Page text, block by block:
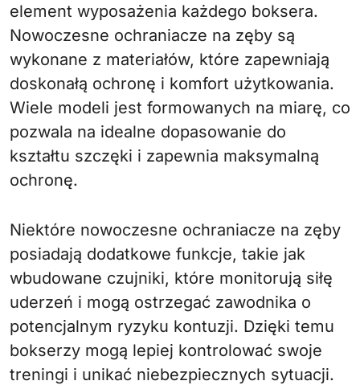
element wyposażenia każdego boksera.
Nowoczesne ochraniacze na zęby są
wykonane z materiałów, które zapewniają
doskonałą ochronę i komfort użytkowania.
Wiele modeli jest formowanych na miarę, co
pozwala na idealne dopasowanie do
kształtu szczęki i zapewnia maksymalną
ochronę.
Niektóre nowoczesne ochraniacze na zęby
posiadają dodatkowe funkcje, takie jak
wbudowane czujniki, które monitorują siłę
uderzeń i mogą ostrzegać zawodnika o
potencjalnym ryzyku kontuzji. Dzięki temu
bokserzy mogą lepiej kontrolować swoje
treningi i unikać niebezpiecznych sytuacji.